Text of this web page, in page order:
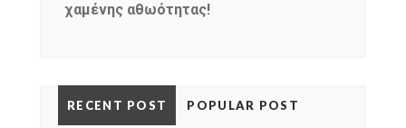
χαμένης αθωότητας!
RECENT POST POPULAR POST